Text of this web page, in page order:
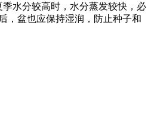
水分较高时，水分蒸发较快，必
，盆也应保持湿润，防止种子和